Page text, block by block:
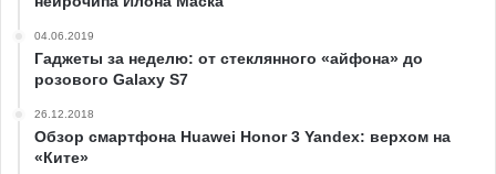
04.06.2019
Гаджеты за неделю: от стеклянного «айфона» до
розового Galaxy S7
26.12.2018
Обзор смартфона Huawei Honor 3 Yandex: верхом на
«Ките»